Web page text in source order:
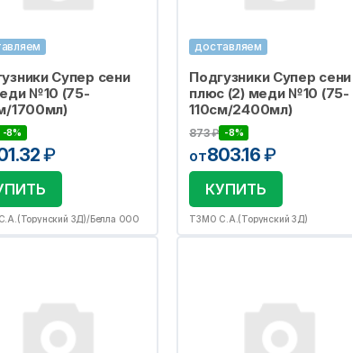
Супер сени
№10 (75-
1700мл)
-8%
₽
ЗД)/Белла ООО
доставляем
Подгузники Супер сени
плюс (2) меди №10 (75-
110см/2400мл)
873₽ -8%
от803.16₽
КУПИТЬ
ТЗМО С.А.(Торунский ЗД)